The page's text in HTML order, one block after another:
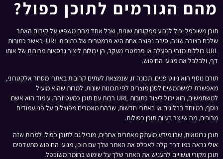
מהם הגורמים לתוכן כפול?
תוכן משוכפל יכול לנבוע ממקורות שונים, שכל אחד מהם משפיע על קידום האתר
שלכם בצורה שונה. סיבה נפוצה אחת היא פרמטרים של כתובות URL. כאשר כתובות
URL כוללות מזהי הפעלה או פרמטרי מעקב, הן יכולות ליצור גרסאות מרובות של אותו
דף, ולבלבל את מנועי החיפוש.
תורם נוסף הוא ניווט פנים. תכונה זו, שנמצאת לעתים קרובות באתרי מסחר אלקטרוני,
מאפשרת למשתמשים לסנן מוצרים לפי תכונות שונות. למרות שהוא מועיל
למשתמשים, הוא יכול ליצור כתובות URL רבות עם תוכן כמעט זהה. עימוד הוא אשם
נוסף, במיוחד בבלוגים או באתרי חדשות, שבהם מאמרים מפוצלים על פני עמודים
מרובים, מה שיוצר בעיות תוכן כפולות.
תוכן גרוטאות, שבו מידע מועתק מאתרים אחרים, מוביל גם לתוכן כפול. למרות שזה
אולי נראה כמו דרך קלה לאכלס את האתר שלך עם תוכן, מנועי החיפוש מתעדפים
תוכן מקורי ועשויים להעניש את האתר שלך על שימוש בחומר משוכפל.